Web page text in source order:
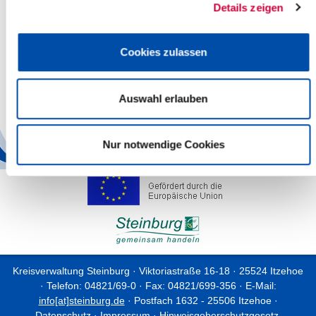
Details zeigen
Cookies zulassen
Auswahl erlauben
Nur notwendige Cookies
Trauerbekundung
Itzehoe, 04.01.2026: Mit tiefer Betroffenheit trauert der Kreis
Warringholz und der Freiwilligen...
Read more
Kreisverwaltung Steinburg · Viktoriastraße 16-18 · 25524 Itzehoe
· Telefon: 04821/69-0 · Fax: 04821/699-356 · E-Mail:
info[at]steinburg.de· Postfach 1632 - 25506 Itzehoe ·